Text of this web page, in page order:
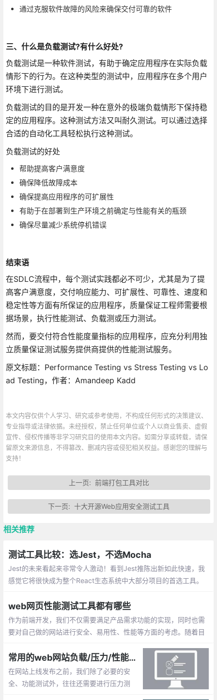
通过克服软件故障的风险来确保交付可靠的软件
三、什么是负载测试?有什么好处?
负载测试是一种软件测试，有助于确定应用程序在实际负载
情形下的行为。在这种类型的测试中，应用程序在多个用户
环境下进行测试。
负载测试的目的是开发一种在意外的极端负载情形下保持稳
定的应用程序。这种测试方法又叫耐久测试。可以通过选择
合适的自动化工具轻松执行这种测试。
负载测试的好处
帮助提高客户满意度
确保降低故障成本
确保提高应用程序的可扩展性
有助于在部署到生产环境之前确定与性能有关的瓶颈
确保尽量减少系统停机错误
结束语
在SDLC流程中，每个测试实践都必不可少，尤其是为了提
高客户满意度，交付响应能力、可扩展性、可靠性、速度和
稳定性等方面有所保证的应用程序，质量保证工程师需要根
据场景，执行性能测试、负载测或压力测试。
然而，要交付符合性能度量指标的应用程序，应充分利用独
立质量保证测试服务提供商提供的性能测试服务。
原文标题：Performance Testing vs Stress Testing vs Lo
ad Testing，作者：Amandeep Kadd
本文内容仅供个人学习、研究或参考使用，不构成任何形式的决策建议、
专业指导或法律依据。未经授权，禁止任何单位或个人以商业售卖、虚假
宣传、侵权传播等非学习研究目的使用本文内容。如需分享或转载，请保
留原文来源信息，不得篡改、删减内容或侵犯相关权益。感谢您的理解与
支持！
上一页: 前端打包工具对比
下一页:十大开源Web应用安全测试工具
相关推荐
测试工具比较：选Jest，不选Mocha
Jest的未来看起来非常令人激动！看到Jest推陈出新如此快速，我
感觉它将很快成为整个React生态系统中大部分项目的首选工具。
web网页性能测试工具都有哪些
作为前端开发，我们不仅需要满足产品需求功能的实现，同时也需
要对自己做的网站进行安全、易用性、性能等方面的考虑。随着目
些工具，我们可以客观的评价web网站的质量水平。
常用的web网站负载/压力/性能测试工具
在网站上线发布之前，我们除了必要的安
全、功能测试外，往往还需要进行压力测